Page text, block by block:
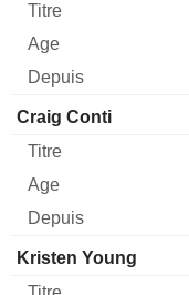
Craig Conti
Kristen Young